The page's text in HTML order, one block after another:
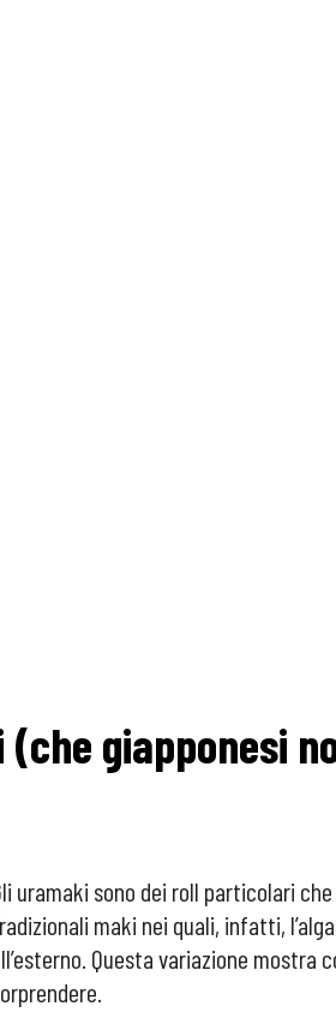
giapponesi
uramaki sono dei roll particolari
maki nei quali, infatti,
Questa variazione mostra